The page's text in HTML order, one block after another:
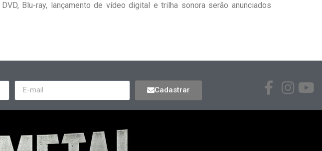
Blu-ray, lançamento de vídeo digital e trilha sonora serão anunciados
Cadastrar